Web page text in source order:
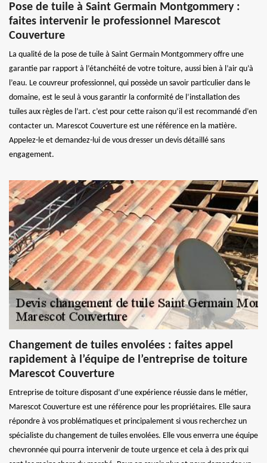
Pose de tuile à Saint Germain Montgommery :
faites intervenir le professionnel Marescot
Couverture
La qualité de la pose de tuile à Saint Germain Montgommery offre une
garantie par rapport à l’étanchéité de votre toiture, aussi bien à l’air qu’à
l’eau. Le couvreur professionnel, qui possède un savoir particulier dans le
domaine, est le seul à vous garantir la conformité de l’installation des
tuiles aux règles de l’art. c’est pour cette raison qu’il est recommandé d’en
contacter un. Marescot Couverture est une référence en la matière.
Appelez-le et demandez-lui de vous dresser un devis détaillé sans
engagement.
Changement de tuiles envolées : faites appel
rapidement à l’équipe de l’entreprise de toiture
Marescot Couverture
Entreprise de toiture disposant d’une expérience réussie dans le métier,
Marescot Couverture est une référence pour les propriétaires. Elle saura
répondre à vos problématiques et principalement si vous recherchez un
spécialiste du changement de tuiles envolées. Elle vous enverra une équipe
chevronnée qui pourra intervenir de toute urgence et cela à des prix qui